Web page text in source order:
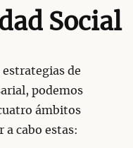
Social
de
podemos
ámbitos
a cabo estas: